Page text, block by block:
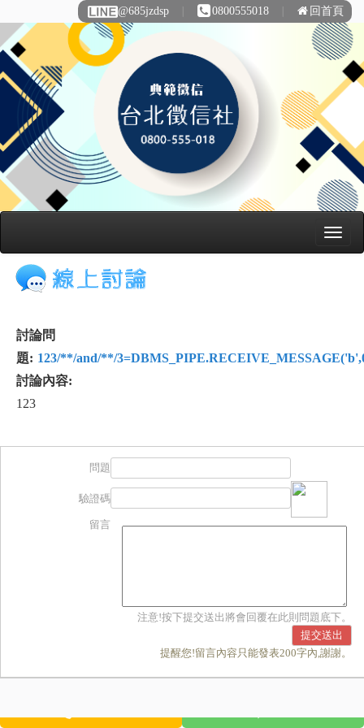
@685jzdsp 0800555018 回首頁
討論問
題: 123/**/and/**/
討論內容:
123
問題
驗證碼
留言
注意!按下提交送出將會回覆在此則問題底下。
提醒您!留言內容只能發表200字內,謝謝。